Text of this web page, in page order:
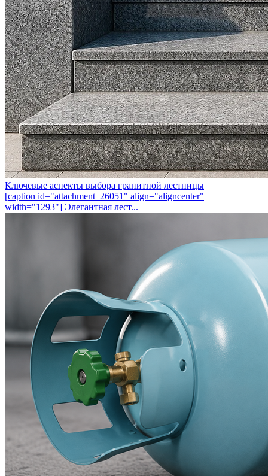
Ключевые аспекты выбора гранитной лестницы
[caption id="attachment_26051" align="aligncenter"
width="1293"] Элегантная лест...